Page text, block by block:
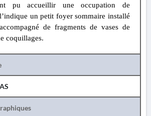
pu accueillir une occupation de
un petit foyer sommaire installé
de fragments de vases de
coquillages.